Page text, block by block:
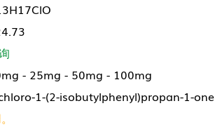
- 25mg - 50mg - 100mg
1-(2-isobutylphenyl)propan-1-one